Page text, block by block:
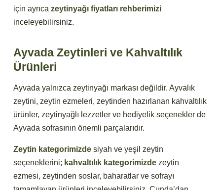
için ayrıca zeytinyağı fiyatları rehberimizi
inceleyebilirsiniz.
Ayvada Zeytinleri ve Kahvaltılık
Ürünleri
Ayvada yalnızca zeytinyağı markası değildir. Ayvalık
zeytini, zeytin ezmeleri, zeytinden hazırlanan kahvaltılık
ürünler, zeytinyağlı lezzetler ve hediyelik seçenekler de
Ayvada sofrasının önemli parçalarıdır.
Zeytin kategorimizde siyah ve yeşil zeytin
seçeneklerini; kahvaltılık kategorimizde zeytin
ezmesi, zeytinden soslar, baharatlar ve sofrayı